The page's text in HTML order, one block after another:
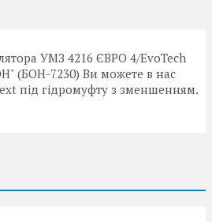
УМЗ 4216 ЄВРО 4/EvoTech
(БОН-7230) Ви можете в нас
під гідромуфту з зменшенням.